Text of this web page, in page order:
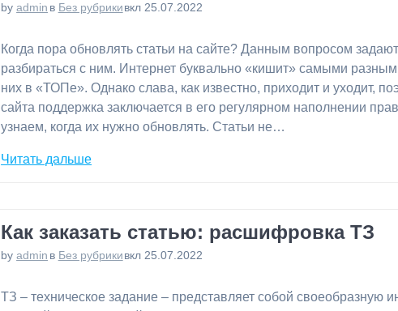
byadmin в Без рубрикивкл 25.07.2022
⁠Когда пора обновлять статьи на сайте? Данным вопросом
разбираться с ним. Интернет буквально «кишит» самыми
них в «ТОПе». Однако слава, как известно, приходит и уходит,
сайта поддержка заключается в его регулярном наполнении
узнаем, когда их нужно обновлять. Статьи не…
Читать дальше
Как заказать статью: расшифровка ТЗ
byadmin в Без рубрикивкл 25.07.2022
⁠ТЗ – техническое задание – представляет собой своеобразную